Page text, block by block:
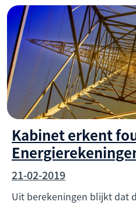
Kabinet erkent
21-02-2019
Uit berekeningen blijkt dat